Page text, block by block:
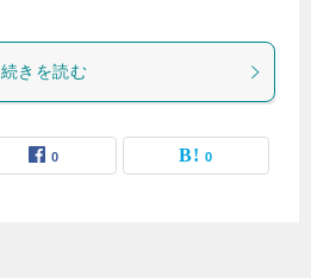
続きを読む
0 0